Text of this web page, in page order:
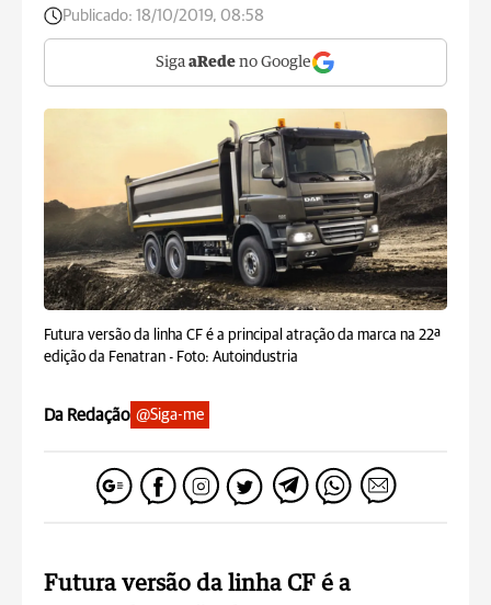
Publicado: 18/10/2019, 08:58
Siga aRede no Google
Futura versão da linha CF é a principal atração da marca na 22ª
edição da Fenatran - Foto: Autoindustria
Da Redação @Siga-me
Futura versão da linha CF é a